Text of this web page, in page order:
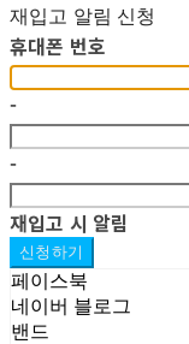
재입고 알림 신청
휴대폰 번호
-
-
재입고 시 알림
신청하기
페이스북
네이버 블로그
밴드